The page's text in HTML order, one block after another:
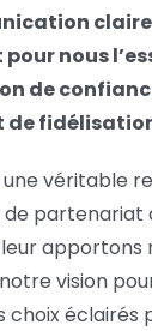
nous
de
de
une véritable
partenariat
leur apportons
vision
choix éclairés